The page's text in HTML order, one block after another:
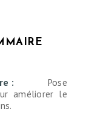
: Pose
améliorer le